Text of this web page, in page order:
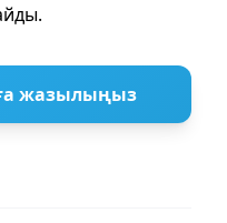
жазылыңыз